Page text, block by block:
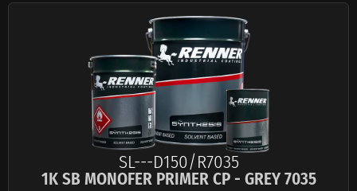
SL---D150/R7035
1K SB MONOFER PRIMER CP - GREY 7035